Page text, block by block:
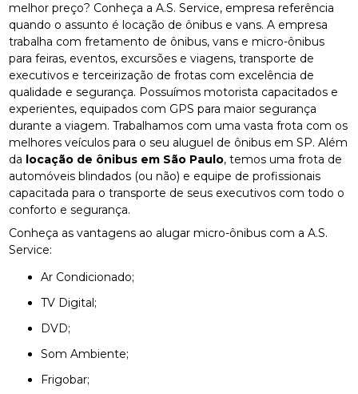
melhor preço? Conheça a A.S. Service, empresa referência
quando o assunto é locação de ônibus e vans. A empresa
trabalha com fretamento de ônibus, vans e micro-ônibus
para feiras, eventos, excursões e viagens, transporte de
executivos e terceirização de frotas com excelência de
qualidade e segurança. Possuímos motorista capacitados e
experientes, equipados com GPS para maior segurança
durante a viagem. Trabalhamos com uma vasta frota com os
melhores veículos para o seu aluguel de ônibus em SP. Além
da locação de ônibus em São Paulo, temos uma frota de
automóveis blindados (ou não) e equipe de profissionais
capacitada para o transporte de seus executivos com todo o
conforto e segurança.
Conheça as vantagens ao alugar micro-ônibus com a A.S.
Service:
Ar Condicionado;
TV Digital;
DVD;
Som Ambiente;
Frigobar;